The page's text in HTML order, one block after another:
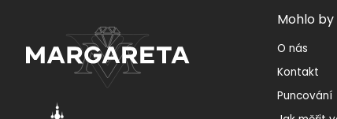
Mohlo
O nás
Kontakt
Puncování